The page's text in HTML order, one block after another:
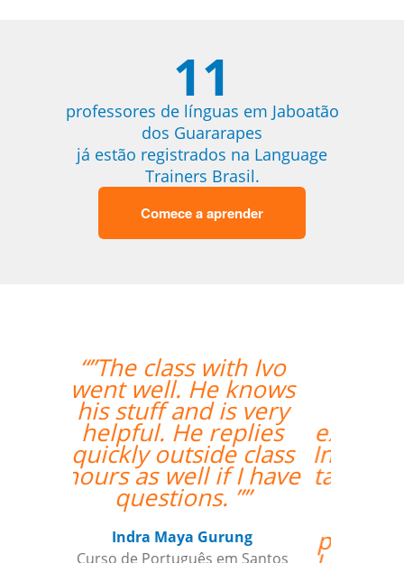
11
professores de línguas em Jaboatão
dos Guararapes
já estão registrados na Language
Trainers Brasil.
Comece a aprender
“”Lila está
absolutamente
satisfeita por ter um
excelente professor de
Inglês! Pontos positivos
também para a seleção
de alguém que fala
fluentemente russo
para ajudai ainda mais